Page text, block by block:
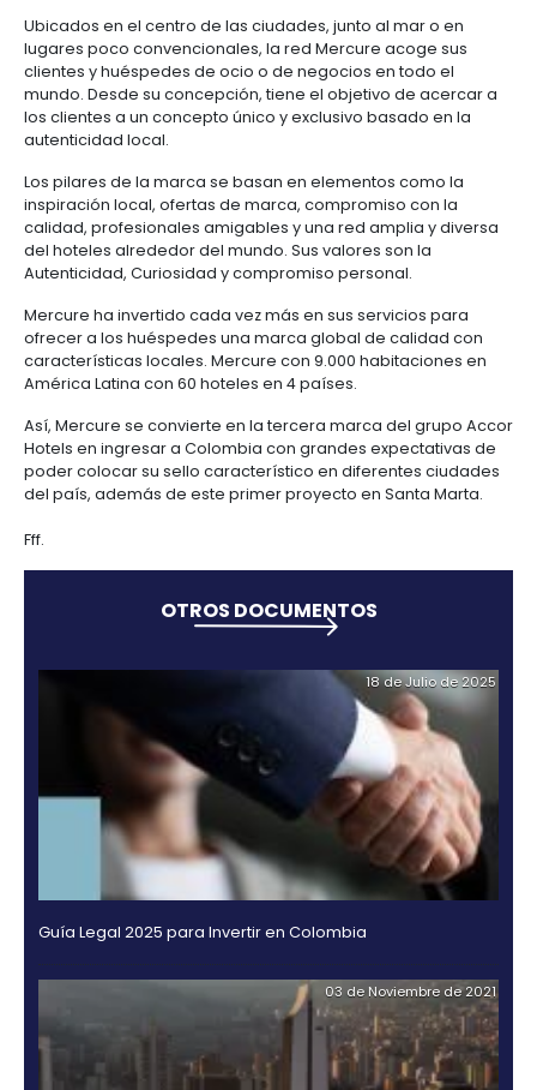
ProColombia, el “ arribo de Mercure ratifica a
un destino atractivo para la inversión hotelera y se
34 proyectos que por gestión de la entidad
últimos cinco años, con inversiones por US1.223
momento en el que el número de viajeros
el promedio global, de acuerdo a la Organización
Turismo”.
Mercure: Experiencia auténtica y compromiso
sin concesiones
Mercure es la única marca de categoría
combina la fuerza de una red internacional, con la
de un compromiso de calidad sin concesiones, y
experiencia de hoteles no estandarizados, con
características locales y gestionados por
Ubicados en el centro de las ciudades, junto al mar
clientes y huéspedes de ocio o de negocios en
los clientes a un concepto único y exclusivo
autenticidad local.
Los pilares de la marca se basan en elementos
inspiración local, ofertas de marca, compromiso
calidad, profesionales amigables y una red amplia
del hoteles alrededor del mundo. Sus valores son
Autenticidad, Curiosidad y compromiso personal.
Mercure ha invertido cada vez más en sus
características locales. Mercure con 9.000
América Latina con 60 hoteles en 4 países.
Así, Mercure se convierte en la tercera marca del